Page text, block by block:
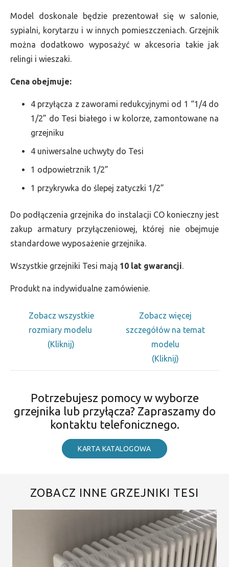
Model doskonale będzie prezentował się w salonie,
sypialni, korytarzu i w innych pomieszczeniach. Grzejnik
można dodatkowo wyposażyć w akcesoria takie jak
relingi i wieszaki.
Cena obejmuje:
4 przyłącza z zaworami redukcyjnymi od 1 “1/4 do
1/2” do Tesi białego i w kolorze, zamontowane na
grzejniku
4 uniwersalne uchwyty do Tesi
1 odpowietrznik 1/2”
1 przykrywka do ślepej zatyczki 1/2”
Do podłączenia grzejnika do instalacji CO konieczny jest
zakup armatury przyłączeniowej, której nie obejmuje
standardowe wyposażenie grzejnika.
Wszystkie grzejniki Tesi mają 10 lat gwarancji.
Produkt na indywidualne zamówienie.
Zobacz wszystkie
rozmiary modelu
(Kliknij)
Zobacz więcej
szczegółów na temat
modelu
(Kliknij)
Potrzebujesz pomocy w wyborze
grzejnika lub przyłącza? Zapraszamy do
kontaktu telefonicznego.
KARTA KATALOGOWA
ZOBACZ INNE GRZEJNIKI TESI